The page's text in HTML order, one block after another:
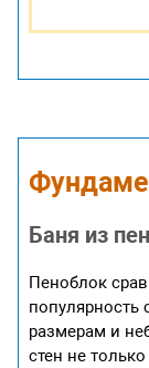
Баня из
Пеноблок
размерам и
стен не